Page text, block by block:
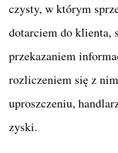
czysty, w którym
dotarciem do klienta,
przekazaniem
rozliczeniem się z
uproszczeniu,
zyski.